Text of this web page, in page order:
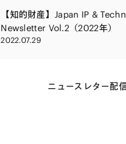
【知的財産】Japan IP &
Newsletter Vol.2（2022年）
2022.07.29
ニュースレター配